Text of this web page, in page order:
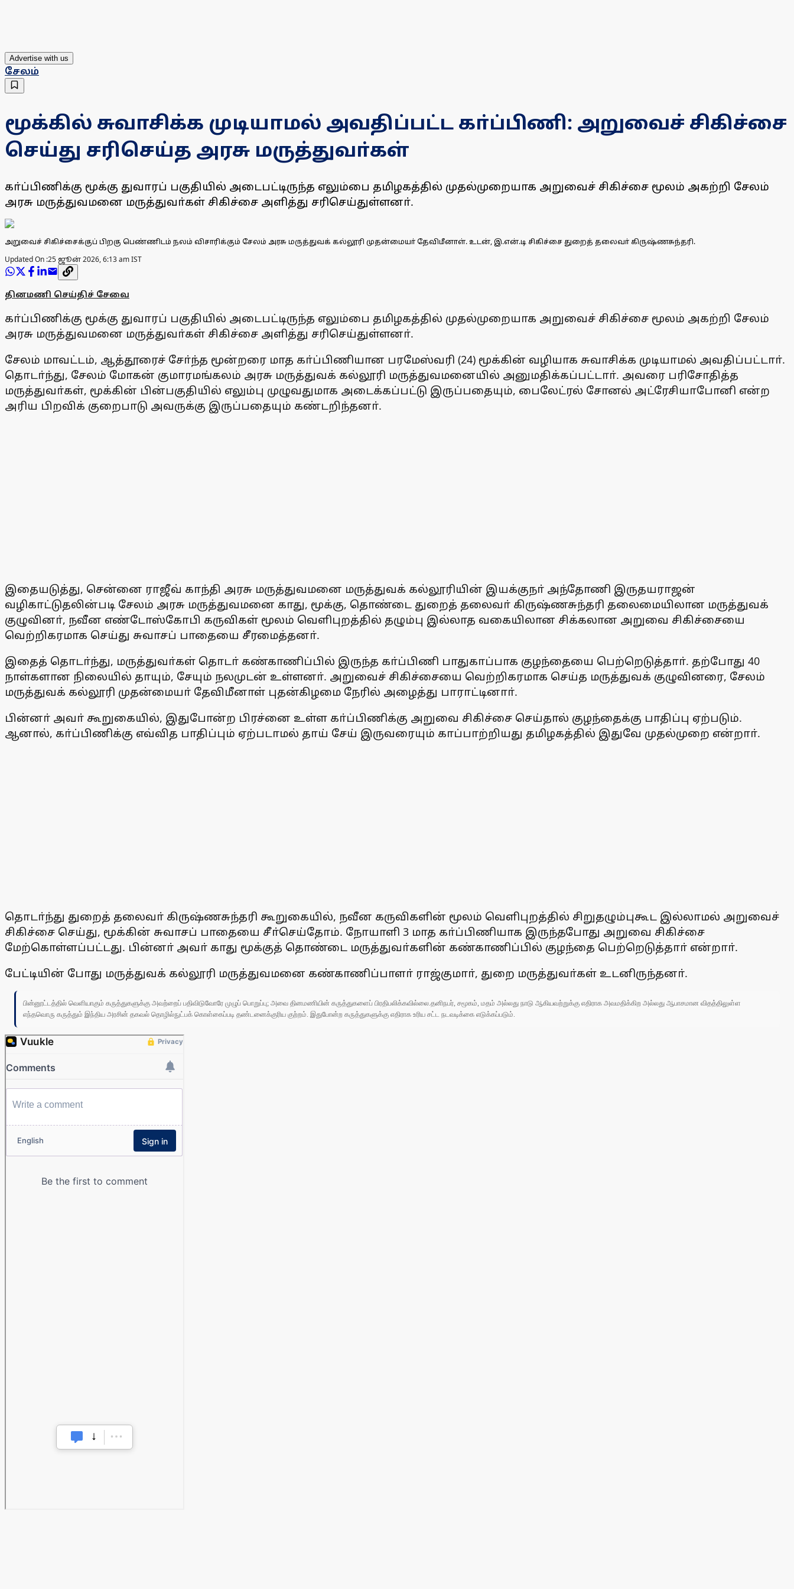
Advertise with us
சேலம்
மூக்கில் சுவாசிக்க முடியாமல் அவதிப்பட்ட கா்ப்பிணி: அறுவைச் சிகிச்சை
செய்து சரிசெய்த அரசு மருத்துவா்கள்
கா்ப்பிணிக்கு மூக்கு துவாரப் பகுதியில் அடைபட்டிருந்த எலும்பை தமிழகத்தில் முதல்முறையாக அறுவைச் சிகிச்சை மூலம் அகற்றி சேலம்
அரசு மருத்துவமனை மருத்துவா்கள் சிகிச்சை அளித்து சரிசெய்துள்ளனா்.
அறுவைச் சிகிச்சைக்குப் பிறகு பெண்ணிடம் நலம் விசாரிக்கும் சேலம் அரசு மருத்துவக் கல்லூரி முதன்மையா் தேவிமீனாள். உடன், இ.என்.டி சிகிச்சை துறைத் தலைவா் கிருஷ்ணசுந்தரி.
Updated On :25 ஜூன் 2026, 6:13 am IST
தினமணி செய்திச் சேவை
கா்ப்பிணிக்கு மூக்கு துவாரப் பகுதியில் அடைபட்டிருந்த எலும்பை தமிழகத்தில் முதல்முறையாக அறுவைச் சிகிச்சை மூலம் அகற்றி சேலம்
அரசு மருத்துவமனை மருத்துவா்கள் சிகிச்சை அளித்து சரிசெய்துள்ளனா்.
சேலம் மாவட்டம், ஆத்தூரைச் சோ்ந்த மூன்றரை மாத கா்ப்பிணியான பரமேஸ்வரி (24) மூக்கின் வழியாக சுவாசிக்க முடியாமல் அவதிப்பட்டாா்.
தொடா்ந்து, சேலம் மோகன் குமாரமங்கலம் அரசு மருத்துவக் கல்லூரி மருத்துவமனையில் அனுமதிக்கப்பட்டாா். அவரை பரிசோதித்த
மருத்துவா்கள், மூக்கின் பின்பகுதியில் எலும்பு முழுவதுமாக அடைக்கப்பட்டு இருப்பதையும், பைலேட்ரல் சோனல் அட்ரேசியாபோனி என்ற
அரிய பிறவிக் குறைபாடு அவருக்கு இருப்பதையும் கண்டறிந்தனா்.
இதையடுத்து, சென்னை ராஜீவ் காந்தி அரசு மருத்துவமனை மருத்துவக் கல்லூரியின் இயக்குநா் அந்தோணி இருதயராஜன்
வழிகாட்டுதலின்படி சேலம் அரசு மருத்துவமனை காது, மூக்கு, தொண்டை துறைத் தலைவா் கிருஷ்ணசுந்தரி தலைமையிலான மருத்துவக்
குழுவினா், நவீன எண்டோஸ்கோபி கருவிகள் மூலம் வெளிபுறத்தில் தழும்பு இல்லாத வகையிலான சிக்கலான அறுவை சிகிச்சையை
வெற்றிகரமாக செய்து சுவாசப் பாதையை சீரமைத்தனா்.
இதைத் தொடா்ந்து, மருத்துவா்கள் தொடா் கண்காணிப்பில் இருந்த கா்ப்பிணி பாதுகாப்பாக குழந்தையை பெற்றெடுத்தாா். தற்போது 40
நாள்களான நிலையில் தாயும், சேயும் நலமுடன் உள்ளனா். அறுவைச் சிகிச்சையை வெற்றிகரமாக செய்த மருத்துவக் குழுவினரை, சேலம்
மருத்துவக் கல்லூரி முதன்மையா் தேவிமீனாள் புதன்கிழமை நேரில் அழைத்து பாராட்டினாா்.
பின்னா் அவா் கூறுகையில், இதுபோன்ற பிரச்னை உள்ள கா்ப்பிணிக்கு அறுவை சிகிச்சை செய்தால் குழந்தைக்கு பாதிப்பு ஏற்படும்.
ஆனால், கா்ப்பிணிக்கு எவ்வித பாதிப்பும் ஏற்படாமல் தாய் சேய் இருவரையும் காப்பாற்றியது தமிழகத்தில் இதுவே முதல்முறை என்றாா்.
தொடா்ந்து துறைத் தலைவா் கிருஷ்ணசுந்தரி கூறுகையில், நவீன கருவிகளின் மூலம் வெளிபுறத்தில் சிறுதழும்புகூட இல்லாமல் அறுவைச்
சிகிச்சை செய்து, மூக்கின் சுவாசப் பாதையை சீா்செய்தோம். நோயாளி 3 மாத கா்ப்பிணியாக இருந்தபோது அறுவை சிகிச்சை
மேற்கொள்ளப்பட்டது. பின்னா் அவா் காது மூக்குத் தொண்டை மருத்துவா்களின் கண்காணிப்பில் குழந்தை பெற்றெடுத்தாா் என்றாா்.
பேட்டியின் போது மருத்துவக் கல்லூரி மருத்துவமனை கண்காணிப்பாளா் ராஜ்குமாா், துறை மருத்துவா்கள் உடனிருந்தனா்.
பின்னூட்டத்தில் வெளியாகும் கருத்துகளுக்கு அவற்றைப் பதிவிடுவோரே முழுப் பொறுப்பு; அவை தினமணியின் கருத்துகளைப் பிரதிபலிக்கவில்லை.தனிநபர், சமூகம், மதம் அல்லது நாடு ஆகியவற்றுக்கு எதிராக அவமதிக்கிற அல்லது ஆபாசமான விதத்திலுள்ள
எந்தவொரு கருத்தும் இந்திய அரசின் தகவல் தொழில்நுட்பக் கொள்கைப்படி தண்டனைக்குரிய குற்றம். இதுபோன்ற கருத்துகளுக்கு எதிராக உரிய சட்ட நடவடிக்கை எடுக்கப்படும்.